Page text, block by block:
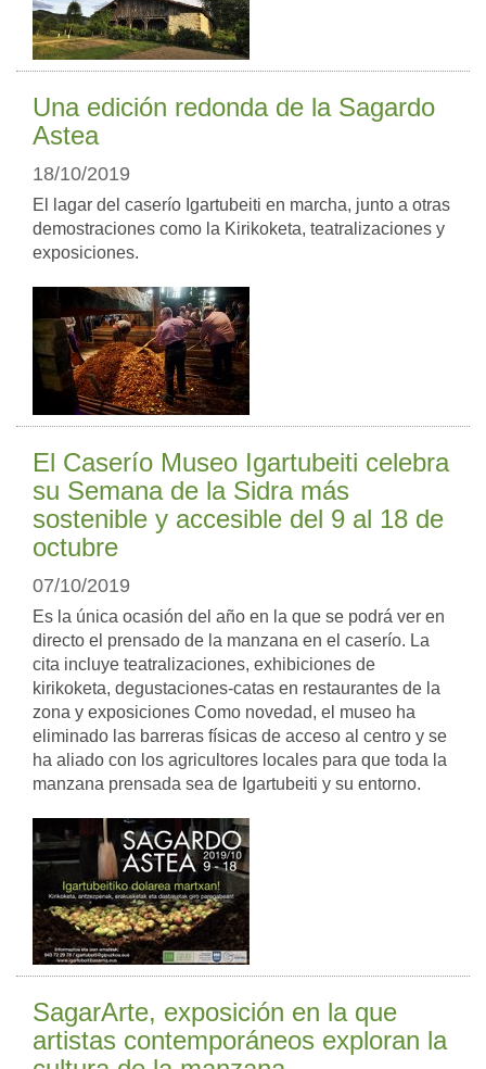
Una edición redonda de la Sagardo
Astea
18/10/2019
El lagar del caserío Igartubeiti en marcha, junto a otras
demostraciones como la Kirikoketa, teatralizaciones y
exposiciones.
El Caserío Museo Igartubeiti celebra
su Semana de la Sidra más
sostenible y accesible del 9 al 18 de
octubre
07/10/2019
Es la única ocasión del año en la que se podrá ver en
directo el prensado de la manzana en el caserío. La
cita incluye teatralizaciones, exhibiciones de
kirikoketa, degustaciones-catas en restaurantes de la
zona y exposiciones Como novedad, el museo ha
eliminado las barreras físicas de acceso al centro y se
ha aliado con los agricultores locales para que toda la
manzana prensada sea de Igartubeiti y su entorno.
SagarArte, exposición en la que
artistas contemporáneos exploran la